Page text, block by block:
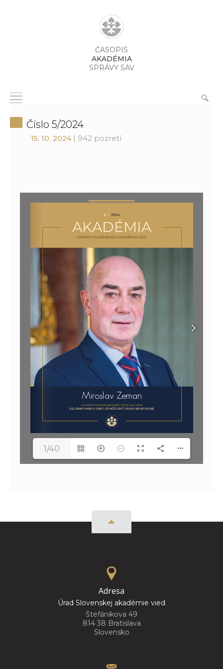
ČASOPIS
AKADÉMIA
SPRÁVY SAV
Číslo 5/2024
15. 10. 2024 | 942 pozretí
1/40
Adresa
Úrad Slovenskej akadémie vied
Štefánikova 49
814 38 Bratislava
Slovensko